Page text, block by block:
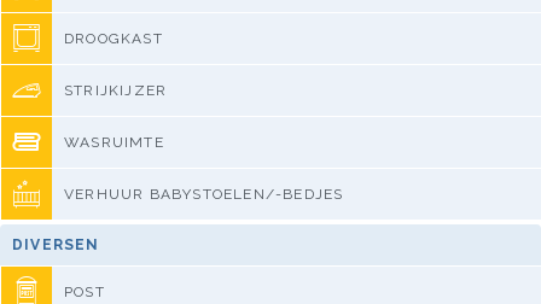
DROOGKAST
STRIJKIJZER
WASRUIMTE
VERHUUR BABYSTOELEN/-BEDJES
DIVERSEN
POST